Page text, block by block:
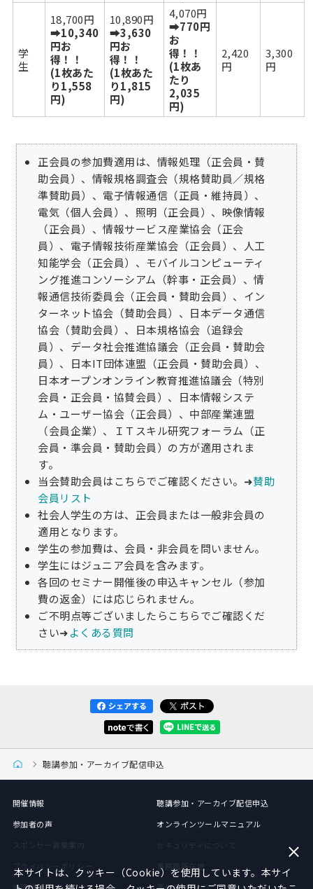
学
生
18,700円
➡10,340
円お
得！！
(1枚あた
り1,558
円)
10,890円
➡3,630
円お
得！！
(1枚あた
り1,815
円)
4,070円
➡770円
お
得！！
(1枚あ
たり
2,035
円)
2,420
円
3,300
円
正会員の参加費適用は、情報処理（正会員・賛
助会員）、情報規格調査会（規格賛助員／規格
準賛助員）、電子情報通信（正員・維持員）、
電気（個人会員）、照明（正会員）、映像情報
（正会員）、情報サービス産業協会（正会
員）、電子情報技術産業協会（正会員）、人工
知能学会（正会員）、モバイルコンピューティ
ング推進コンソーシアム（幹事・正会員）、情
報通信技術委員会（正会員・賛助会員）、イン
ターネット協会（賛助会員）、日本データ通信
協会（賛助会員）、日本規格協会（追録会
員）、データ社会推進協議会（正会員・賛助会
員）、日本IT団体連盟（正会員・賛助会員）、
日本オープンオンライン教育推進協議会（特別
会員・正会員・協賛会員）、日本情報システ
ム・ユーザー協会（正会員）、中部産業連盟
（会員企業）、ＩＴスキル研究フォーラム（正
会員・準会員・賛助会員）の方が適用されま
す。
当会賛助会員はこちらでご確認ください。➜賛助
会員リスト
社会人学生の方は、正会員または一般非会員の
適用となります。
学生の参加費は、会員・非会員を問いません。
学生にはジュニア会員を含みます。
各回のセミナー開催後の申込キャンセル（参加
費の返金）には応じられません。
ご不明点等ございましたらこちらでご確認くだ
さい➜よくある質問
聴講参加・アーカイブ配信申込
開催情報
聴講参加・アーカイブ配信申込
参加者の声
オンラインツールマニュアル
プライバシーポリシー
事務局所在地
本サイトは、クッキー（Cookie）を使用しています。本サイ